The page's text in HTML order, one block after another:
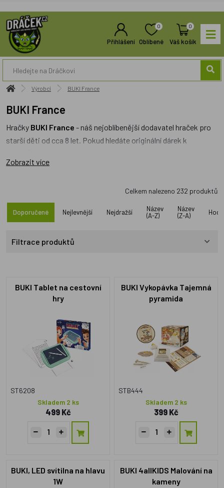
Přihlášení
0
Oblíbené
0
Váš košík
Výrobci BUKI France
BUKI France
Hračky BUKI France - náš nejoblíbenější dodavatel hraček pro
starší děti od cca 8 let. Pokud hledáte originální dárek k
značka. Mezi nejoblíbenější patří
zábavu. Hrnčířský kruh má adaptér do elektřiny a je dostatečně
silný, aby si poradil s výrobou hrnečků a misek. Recenzovali
jsme ho pro vás
ZDE
Zobrazit více
Celkem nalezeno 232 produktů
Doporučené Nejlevnější Nejdražší
Název
(A-Z)
Název
(Z-A)
Filtrace produktů
BUKI Tablet na cestovní
hry
ST6208
Skladem 2 ks
499 Kč
BUKI Vykopávka Tajemná
pyramida
STB444
Skladem 2 ks
399 Kč
BUKI, LED svítilna na hlavu
1W
BUKI 4allKIDS Malování na
kameny